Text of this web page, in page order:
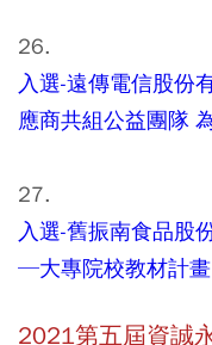
26.
入選-遠傳電信股份
應商共組公益團隊
27.
入選-舊振南食品股
─大專院校教材計畫
2021第五屆資誠